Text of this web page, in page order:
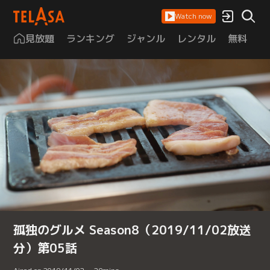
Watch now
見放題 ランキング ジャンル レンタル 無料
孤独のグルメ Season8（2019/11/02放送
分）第05話